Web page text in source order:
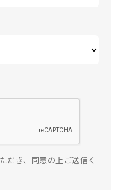
だき、同意の上ご送信く